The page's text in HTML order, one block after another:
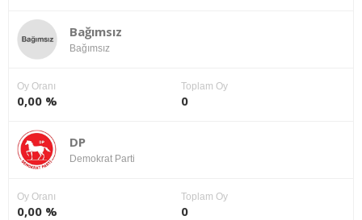
Bağımsız
Bağımsız
Oy Oranı
0,00 %
Toplam Oy
0
DP
Demokrat Parti
Oy Oranı
0,00 %
Toplam Oy
0